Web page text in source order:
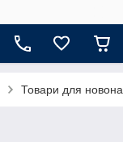
Товари для